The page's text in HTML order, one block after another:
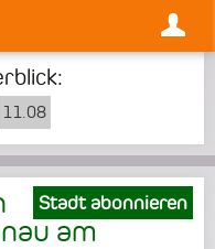
11.08
Stadt abonnieren
am